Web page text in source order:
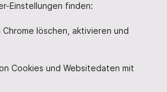
Einstellungen finden:
Chrome löschen, aktivieren und
Cookies und Websitedaten mit